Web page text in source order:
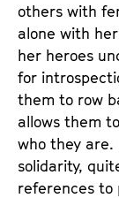
others with
alone with
her heroes
for
them to row
allows them
who they
solidarity,
references to